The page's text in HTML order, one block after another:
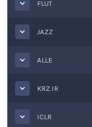
FLUT
JAZZ
ALLE
KRZ.IR
ICLR